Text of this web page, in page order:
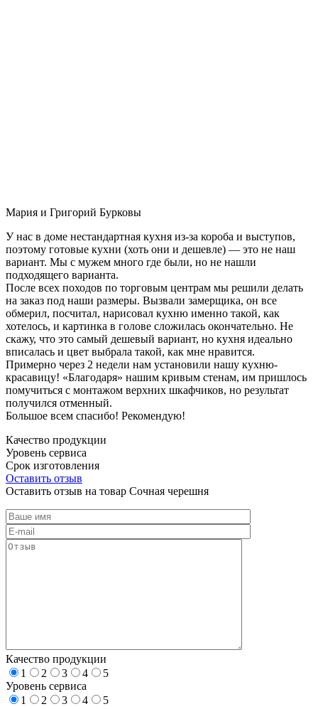
Мария и Григорий Бурковы
У нас в доме нестандартная кухня из-за короба и выступов,
поэтому готовые кухни (хоть они и дешевле) — это не наш
вариант. Мы с мужем много где были, но не нашли
подходящего варианта.
После всех походов по торговым центрам мы решили делать
на заказ под наши размеры. Вызвали замерщика, он все
обмерил, посчитал, нарисовал кухню именно такой, как
хотелось, и картинка в голове сложилась окончательно. Не
скажу, что это самый дешевый вариант, но кухня идеально
вписалась и цвет выбрала такой, как мне нравится.
Примерно через 2 недели нам установили нашу кухню-
красавицу! «Благодаря» нашим кривым стенам, им пришлось
помучиться с монтажом верхних шкафчиков, но результат
получился отменный.
Большое всем спасибо! Рекомендую!
Качество продукции
Уровень сервиса
Срок изготовления
Оставить отзыв
Оставить отзыв на товар Сочная черешня
Качество продукции
1
2 3 4
5
Уровень сервиса
1
2 3 4
5